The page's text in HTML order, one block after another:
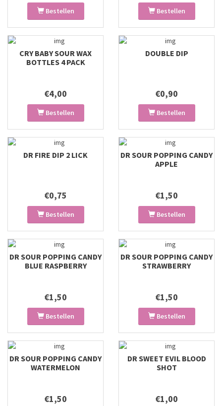
Bestellen Bestellen
CRY BABY SOUR WAX
BOTTLES 4 PACK
€4,00
Bestellen
DOUBLE DIP
€0,90
Bestellen
DR FIRE DIP 2 LICK
€0,75
Bestellen
DR SOUR POPPING CANDY
APPLE
€1,50
Bestellen
DR SOUR POPPING CANDY
BLUE RASPBERRY
€1,50
Bestellen
DR SOUR POPPING CANDY
STRAWBERRY
€1,50
Bestellen
DR SOUR POPPING CANDY
WATERMELON
€1,50
DR SWEET EVIL BLOOD
SHOT
€1,00